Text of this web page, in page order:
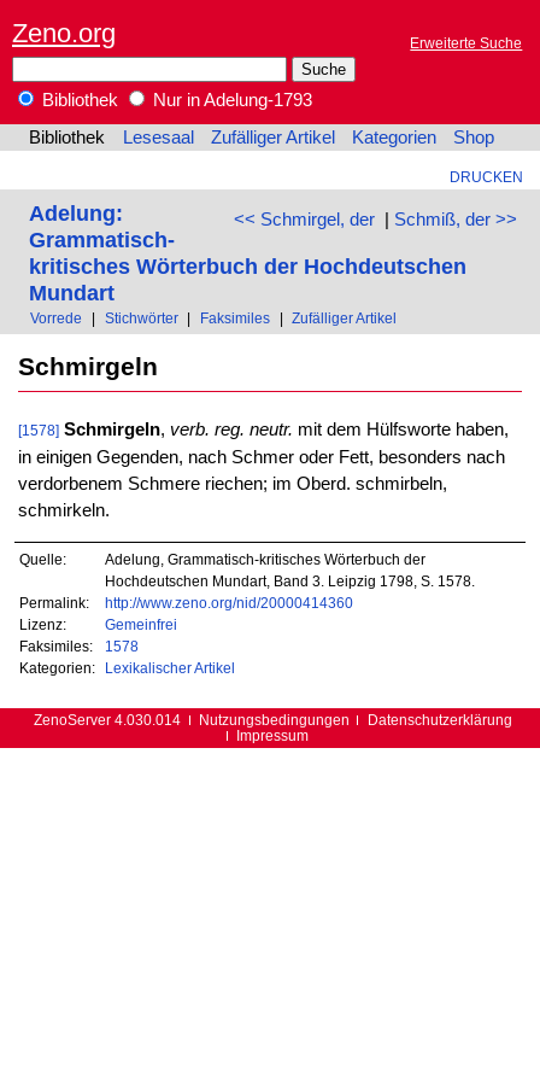
Zeno.org Erweiterte Suche
Bibliothek
Nur in Adelung-1793
Bibliothek
Lesesaal Zufälliger Artikel Kategorien Shop
DRUCKEN
<< Schmirgel, der| Schmiß, der >>
Adelung:
Grammatisch-
kritisches Wörterbuch der Hochdeutschen
Mundart
Vorrede Stichwörter Faksimiles Zufälliger Artikel
Schmirgeln
[1578] Schmirgeln, verb. reg. neutr. mit dem Hülfsworte haben,
in einigen Gegenden, nach Schmer oder Fett, besonders nach
verdorbenem Schmere riechen; im Oberd. schmirbeln,
schmirkeln.
Quelle:
Adelung, Grammatisch-kritisches Wörterbuch der
Hochdeutschen Mundart, Band 3. Leipzig 1798, S. 1578.
Permalink:
http://www.zeno.org/nid/20000414360
Lizenz:
Gemeinfrei
Faksimiles:
1578
Kategorien:
Lexikalischer Artikel
ZenoServer 4.030.014 Nutzungsbedingungen
Datenschutzerklärung
Impressum